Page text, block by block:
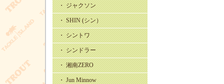
・ ジャクソン
・ SHIN (シン）
・ シントワ
・ シンドラー
・ 湘南ZERO
・ Jun Minnow